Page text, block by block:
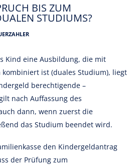
BIS ZUM
STUDIUMS?
Kind eine Ausbildung, die mit
ist (duales Studium), liegt
berechtigende –
nach Auffassung des
dann, wenn zuerst die
das Studium beendet wird.
den Kindergeldantrag
der Prüfung zum